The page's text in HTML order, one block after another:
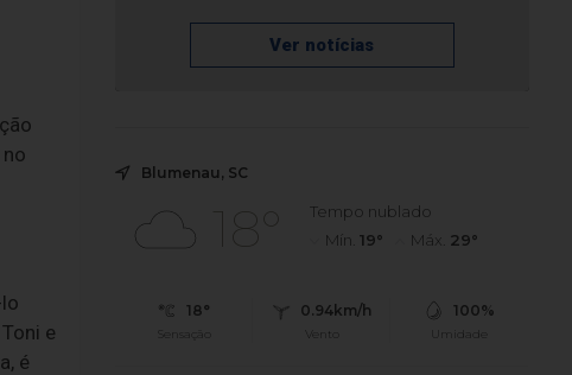
e
é
Ver notícias
Blumenau, SC
18°
Tempo nublado
Mín.19° Máx. 29°
18°
Sensação
0.94km/h
Vento
100%
Umidade